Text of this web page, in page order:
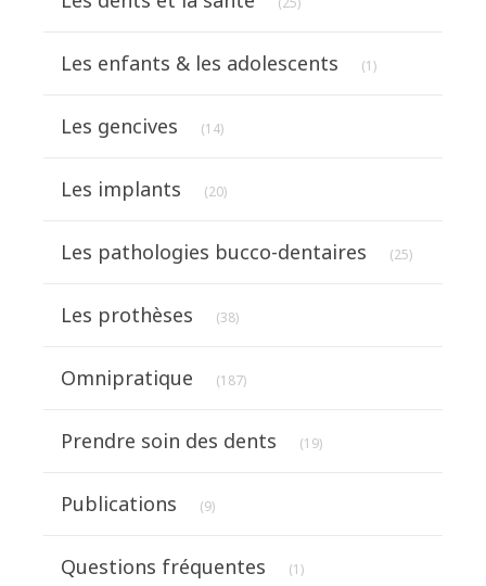
Les enfants & les adolescents (1)
Les gencives (14)
Les implants (20)
Les pathologies bucco-dentaires (25)
Les prothèses (38)
Omnipratique (187)
Prendre soin des dents (19)
Publications (9)
Questions fréquentes (1)